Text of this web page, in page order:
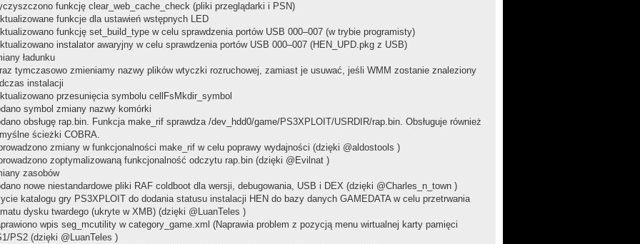
funkcję clear_web_cache_check (pliki przeglądarki i PSN)
funkcje dla ustawień wstępnych LED
funkcję set_build_type w celu sprawdzenia portów USB 000–007 (w trybie programisty)
instalator awaryjny w celu sprawdzenia portów USB 000–007 (HEN_UPD.pkg z USB)
ładunku
tymczasowo zmieniamy nazwy plików wtyczki rozruchowej, zamiast je usuwać, jeśli WMM zostanie znaleziony
instalacji
przesunięcia symbolu cellFsMkdir_symbol
symbol zmiany nazwy komórki
obsługę rap.bin. Funkcja make_rif sprawdza /dev_hdd0/game/PS3XPLOIT/USRDIR/rap.bin. Obsługuje również
ścieżki COBRA.
zmiany w funkcjonalności make_rif w celu poprawy wydajności (dzięki @aldostools )
zoptymalizowaną funkcjonalność odczytu rap.bin (dzięki @Evilnat )
zasobów
nowe niestandardowe pliki RAF coldboot dla wersji, debugowania, USB i DEX (dzięki @Charles_n_town )
katalogu gry PS3XPLOIT do dodania statusu instalacji HEN do bazy danych GAMEDATA w celu przetrwania
dysku twardego (ukryte w XMB) (dzięki @LuanTeles )
wpis seg_mcutility w category_game.xml (Naprawia problem z pozycją menu wirtualnej karty pamięci
PS2 (dzięki @LuanTeles )